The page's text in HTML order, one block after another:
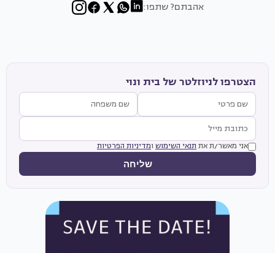
אהבתם? שתפו:
הצטרפו לניוזלטר של בית ונוי
אני מאשר/ת את תנאי השימוש ומדיניות הפרטיות
שליחה